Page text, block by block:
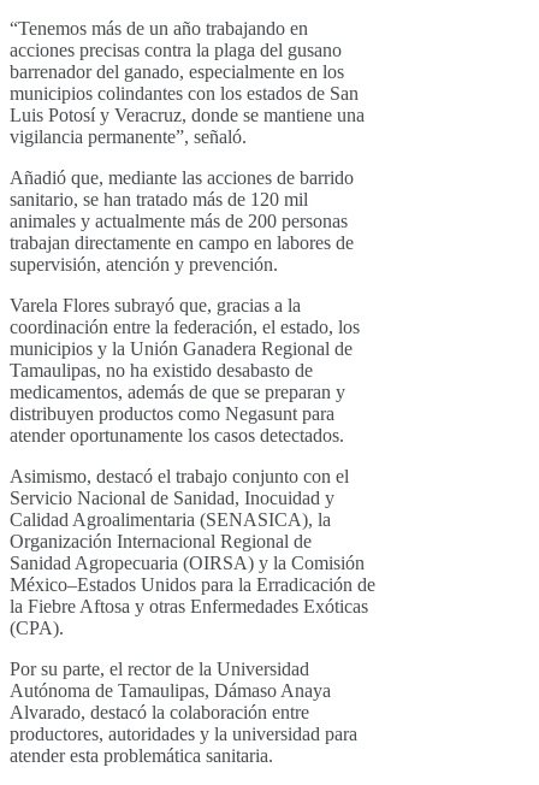
“Tenemos más de un año trabajando en
acciones precisas contra la plaga del gusano
barrenador del ganado, especialmente en los
municipios colindantes con los estados de San
Luis Potosí y Veracruz, donde se mantiene una
vigilancia permanente”, señaló.
Añadió que, mediante las acciones de barrido
sanitario, se han tratado más de 120 mil
animales y actualmente más de 200 personas
trabajan directamente en campo en labores de
supervisión, atención y prevención.
Varela Flores subrayó que, gracias a la
coordinación entre la federación, el estado, los
municipios y la Unión Ganadera Regional de
Tamaulipas, no ha existido desabasto de
medicamentos, además de que se preparan y
distribuyen productos como Negasunt para
atender oportunamente los casos detectados.
Asimismo, destacó el trabajo conjunto con el
Servicio Nacional de Sanidad, Inocuidad y
Calidad Agroalimentaria (SENASICA), la
Organización Internacional Regional de
Sanidad Agropecuaria (OIRSA) y la Comisión
México–Estados Unidos para la Erradicación de
la Fiebre Aftosa y otras Enfermedades Exóticas
(CPA).
Por su parte, el rector de la Universidad
Autónoma de Tamaulipas, Dámaso Anaya
Alvarado, destacó la colaboración entre
productores, autoridades y la universidad para
atender esta problemática sanitaria.